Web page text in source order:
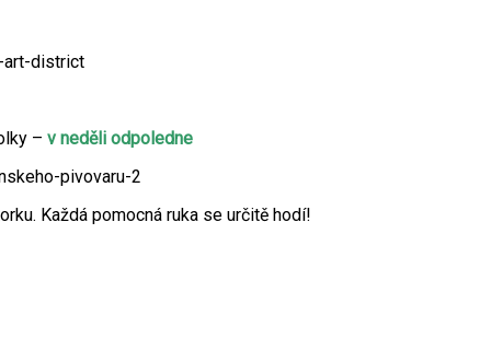
art-district
– v neděli odpoledne
pivovaru-2
Každá pomocná ruka se určitě hodí!